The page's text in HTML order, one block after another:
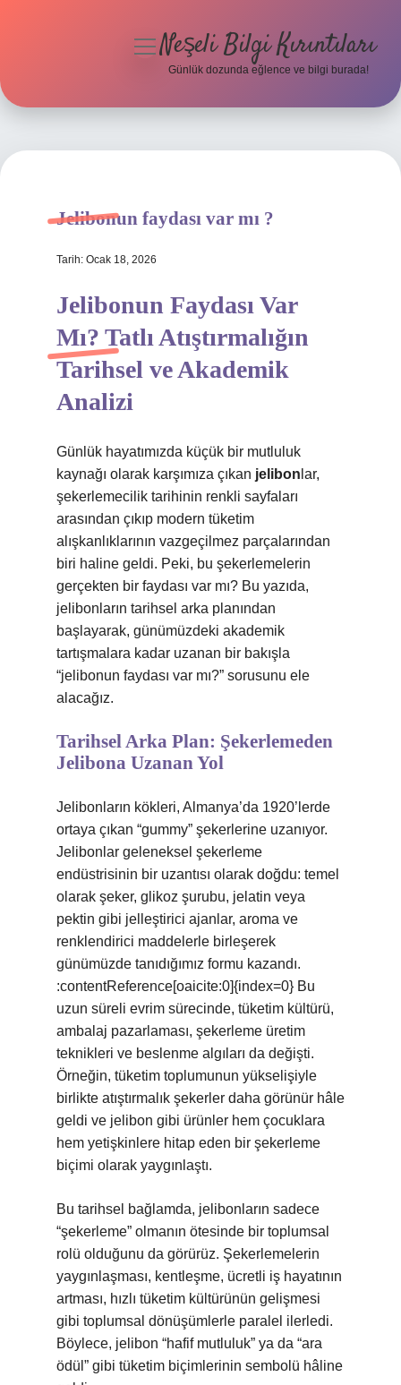
Hakkımızda
menüyüNeşeli Bilgi Kırıntıları
Günlük dozunda eğlence ve bilgi burada!
Jelibonun faydası var mı ?
Tarih: Ocak 18, 2026
Jelibonun Faydası Var
Mı? Tatlı Atıştırmalığın
Tarihsel ve Akademik
Analizi
Günlük hayatımızda küçük bir mutluluk
kaynağı olarak karşımıza çıkan jelibon lar,
şekerlemecilik tarihinin renkli sayfaları
arasından çıkıp modern tüketim
alışkanlıklarının vazgeçilmez parçalarından
biri haline geldi. Peki, bu şekerlemelerin
gerçekten bir faydası var mı? Bu yazıda,
jelibonların tarihsel arka planından
başlayarak, günümüzdeki akademik
tartışmalara kadar uzanan bir bakışla
“jelibonun faydası var mı?” sorusunu ele
alacağız.
Tarihsel Arka Plan: Şekerlemeden
Jelibona Uzanan Yol
Jelibonların kökleri, Almanya’da 1920’lerde
ortaya çıkan “gummy” şekerlerine uzanıyor.
Jelibonlar geleneksel şekerleme
endüstrisinin bir uzantısı olarak doğdu: temel
olarak şeker, glikoz şurubu, jelatin veya
pektin gibi jelleştirici ajanlar, aroma ve
renklendirici maddelerle birleşerek
günümüzde tanıdığımız formu kazandı.
:contentReference[oaicite:0]{index=0} Bu
uzun süreli evrim sürecinde, tüketim kültürü,
ambalaj pazarlaması, şekerleme üretim
teknikleri ve beslenme algıları da değişti.
Örneğin, tüketim toplumunun yükselişiyle
birlikte atıştırmalık şekerler daha görünür hâle
geldi ve jelibon gibi ürünler hem çocuklara
hem yetişkinlere hitap eden bir şekerleme
biçimi olarak yaygınlaştı.
Bu tarihsel bağlamda, jelibonların sadece
“şekerleme” olmanın ötesinde bir toplumsal
rolü olduğunu da görürüz. Şekerlemelerin
yaygınlaşması, kentleşme, ücretli iş hayatının
artması, hızlı tüketim kültürünün gelişmesi
gibi toplumsal dönüşümlerle paralel ilerledi.
Böylece, jelibon “hafif mutluluk” ya da “ara
ödül” gibi tüketim biçimlerinin sembolü hâline